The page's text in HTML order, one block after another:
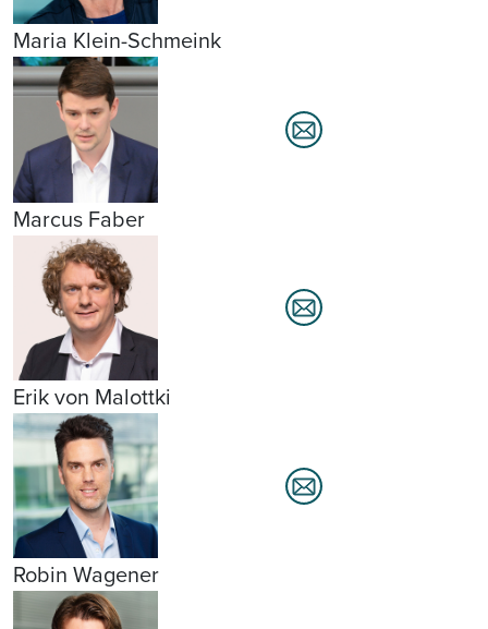
Maria Klein-Schmeink
Marcus Faber
Erik von Malottki
Robin Wagener